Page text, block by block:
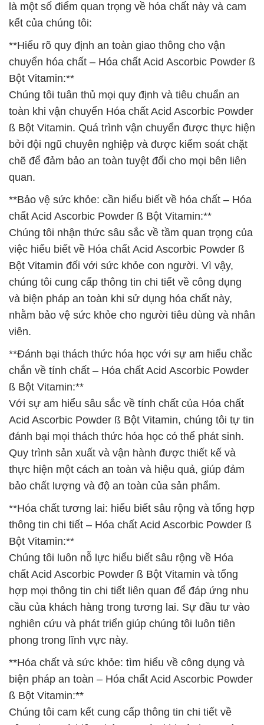
là một số điểm quan trọng về hóa chất này và cam
kết của chúng tôi:
**Hiểu rõ quy định an toàn giao thông cho vận
chuyển hóa chất – Hóa chất Acid Ascorbic Powder ß
Bột Vitamin:**
Chúng tôi tuân thủ mọi quy định và tiêu chuẩn an
toàn khi vận chuyển Hóa chất Acid Ascorbic Powder
ß Bột Vitamin. Quá trình vận chuyển được thực hiện
bởi đội ngũ chuyên nghiệp và được kiểm soát chặt
chẽ để đảm bảo an toàn tuyệt đối cho mọi bên liên
quan.
**Bảo vệ sức khỏe: cần hiểu biết về hóa chất – Hóa
chất Acid Ascorbic Powder ß Bột Vitamin:**
Chúng tôi nhận thức sâu sắc về tầm quan trọng của
việc hiểu biết về Hóa chất Acid Ascorbic Powder ß
Bột Vitamin đối với sức khỏe con người. Vì vậy,
chúng tôi cung cấp thông tin chi tiết về công dụng
và biện pháp an toàn khi sử dụng hóa chất này,
nhằm bảo vệ sức khỏe cho người tiêu dùng và nhân
viên.
**Đánh bại thách thức hóa học với sự am hiểu chắc
chắn về tính chất – Hóa chất Acid Ascorbic Powder
ß Bột Vitamin:**
Với sự am hiểu sâu sắc về tính chất của Hóa chất
Acid Ascorbic Powder ß Bột Vitamin, chúng tôi tự tin
đánh bại mọi thách thức hóa học có thể phát sinh.
Quy trình sản xuất và vận hành được thiết kế và
thực hiện một cách an toàn và hiệu quả, giúp đảm
bảo chất lượng và độ an toàn của sản phẩm.
**Hóa chất tương lai: hiểu biết sâu rộng và tổng hợp
thông tin chi tiết – Hóa chất Acid Ascorbic Powder ß
Bột Vitamin:**
Chúng tôi luôn nỗ lực hiểu biết sâu rộng về Hóa
chất Acid Ascorbic Powder ß Bột Vitamin và tổng
hợp mọi thông tin chi tiết liên quan để đáp ứng nhu
cầu của khách hàng trong tương lai. Sự đầu tư vào
nghiên cứu và phát triển giúp chúng tôi luôn tiên
phong trong lĩnh vực này.
**Hóa chất và sức khỏe: tìm hiểu về công dụng và
biện pháp an toàn – Hóa chất Acid Ascorbic Powder
ß Bột Vitamin:**
Chúng tôi cam kết cung cấp thông tin chi tiết về